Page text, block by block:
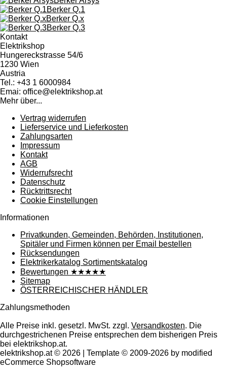
Berker Q.1
Berker Q.x
Berker Q.3
Kontakt
Elektrikshop
Hungereckstrasse 54/6
1230 Wien
Austria
Tel.: +43 1 6000984
Emai: office@elektrikshop.at
Mehr über...
Vertrag widerrufen
Lieferservice und Lieferkosten
Zahlungsarten
Impressum
Kontakt
AGB
Widerrufsrecht
Datenschutz
Rücktrittsrecht
Cookie Einstellungen
Informationen
Privatkunden, Gemeinden, Behörden, Institutionen,
Spitäler und Firmen können per Email bestellen
Rücksendungen
Elektrikerkatalog Sortimentskatalog
Bewertungen ★★★★★
Sitemap
ÖSTERREICHISCHER HÄNDLER
Zahlungsmethoden
Alle Preise inkl. gesetzl. MwSt. zzgl. Versandkosten. Die
durchgestrichenen Preise entsprechen dem bisherigen Preis
bei elektrikshop.at.
elektrikshop.at © 2026 | Template © 2009-2026 by modified
eCommerce Shopsoftware